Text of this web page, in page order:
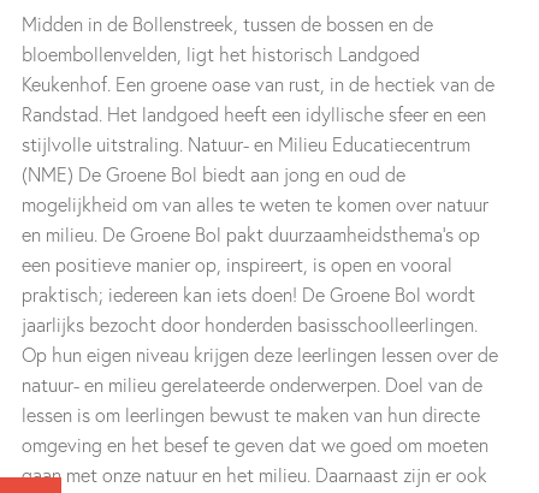
Midden in de Bollenstreek, tussen de bossen en de
bloembollenvelden, ligt het historisch Landgoed
Keukenhof. Een groene oase van rust, in de hectiek van de
Randstad. Het landgoed heeft een idyllische sfeer en een
stijlvolle uitstraling. Natuur- en Milieu Educatiecentrum
(NME) De Groene Bol biedt aan jong en oud de
mogelijkheid om van alles te weten te komen over natuur
en milieu. De Groene Bol pakt duurzaamheidsthema’s op
een positieve manier op, inspireert, is open en vooral
praktisch; iedereen kan iets doen! De Groene Bol wordt
jaarlijks bezocht door honderden basisschoolleerlingen.
Op hun eigen niveau krijgen deze leerlingen lessen over de
natuur- en milieu gerelateerde onderwerpen. Doel van de
lessen is om leerlingen bewust te maken van hun directe
omgeving en het besef te geven dat we goed om moeten
gaan met onze natuur en het milieu. Daarnaast zijn er ook